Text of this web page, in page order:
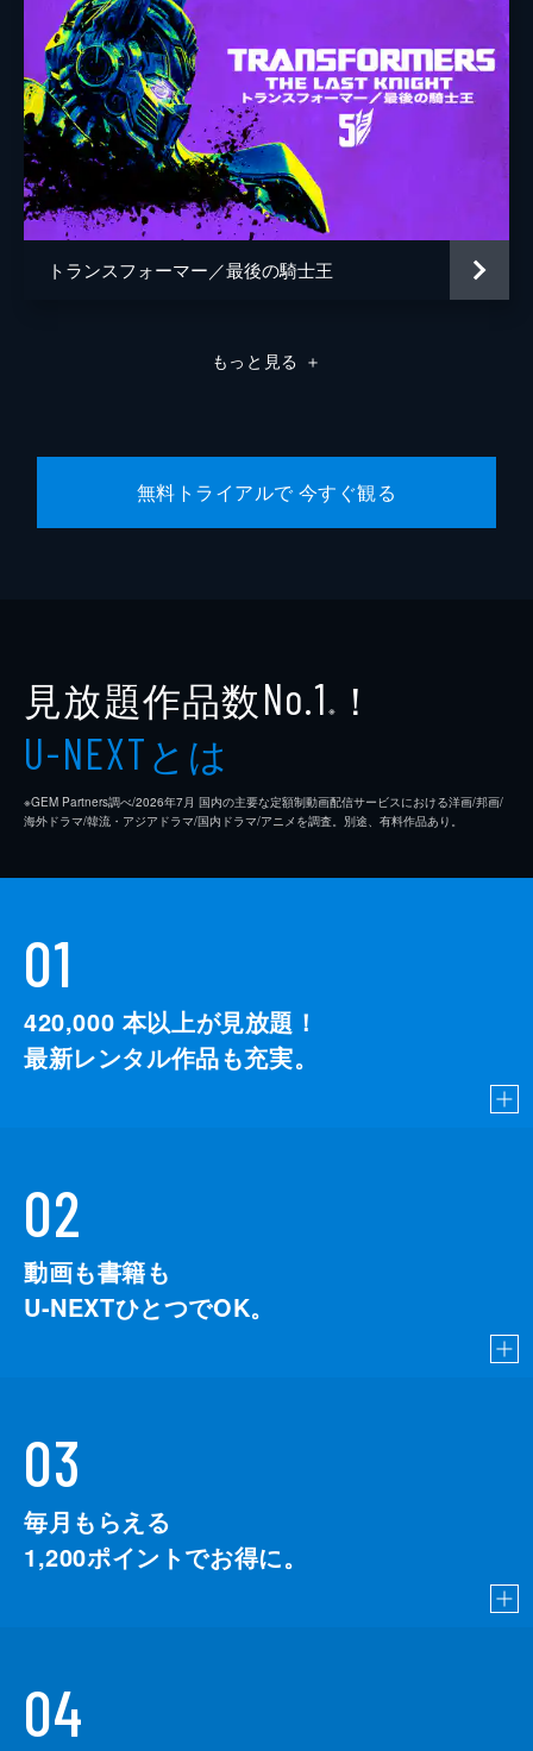
トランスフォーマー／最後の騎士王
もっと見る ＋
無料トライアルで 今すぐ観る
見放題作品数No.1 ※ ！
U-NEXTとは
※GEM Partners調べ/2026年7⽉ 国内の主要な定額制動画配信サービスにおける洋画/邦画/
海外ドラマ/韓流・アジアドラマ/国内ドラマ/アニメを調査。別途、有料作品あり。
01
420,000 本以上が見放題！
最新レンタル作品も充実。
02
動画も書籍も
U-NEXTひとつでOK。
03
毎月もらえる
1,200ポイントでお得に。
04